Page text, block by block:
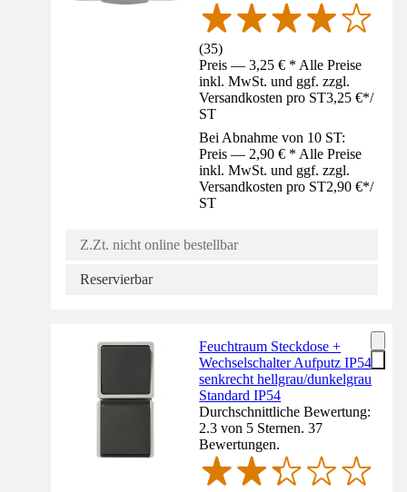
(35)
Preis — 3,25 € * Alle Preise
inkl. MwSt. und ggf. zzgl.
Versandkosten pro ST3,25 €*/
ST
Bei Abnahme von 10 ST:
Preis — 2,90 € * Alle Preise
inkl. MwSt. und ggf. zzgl.
Versandkosten pro ST2,90 €*/
ST
Z.Zt. nicht online bestellbar
Reservierbar
Feuchtraum Steckdose +
Wechselschalter Aufputz IP54
senkrecht hellgrau/dunkelgrau
Standard IP54
Durchschnittliche Bewertung:
2.3 von 5 Sternen. 37
Bewertungen.